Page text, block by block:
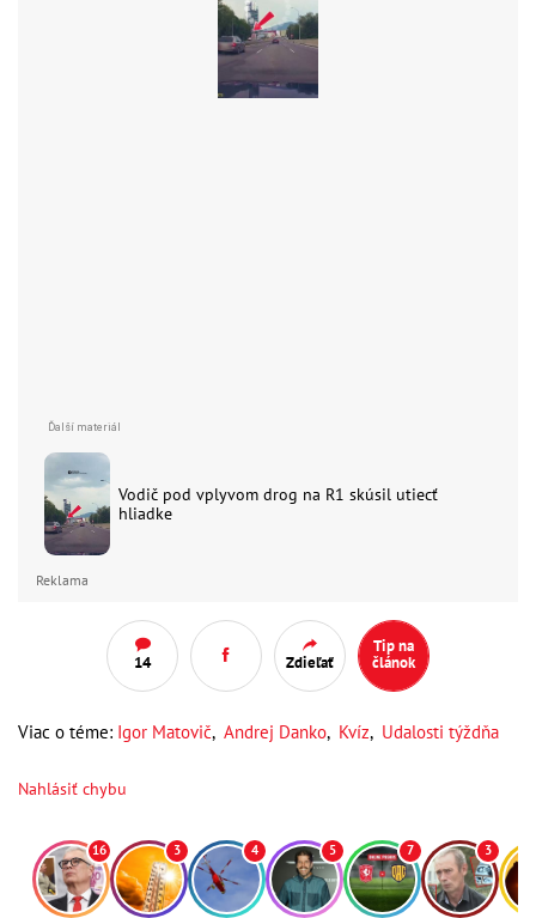
Vodič pod vplyvom drog na R1 skúsil utiecť
hliadke
Reklama
14 Zdieľať
Tip na
článok
Viac o téme: Igor Matovič, Andrej Danko, Kvíz, Udalosti týždňa
Nahlásiť chybu
16 3 4 5 7 3